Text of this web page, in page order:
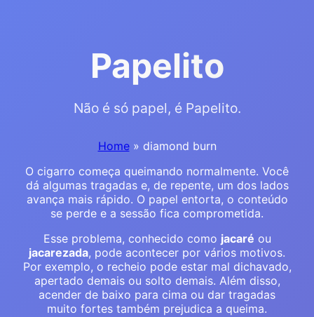
Papelito
Não é só papel, é Papelito.
Home» diamond burn
O cigarro começa queimando normalmente. Você
dá algumas tragadas e, de repente, um dos lados
avança mais rápido. O papel entorta, o conteúdo
se perde e a sessão fica comprometida.
Esse problema, conhecido como jacaré ou
jacarezada, pode acontecer por vários motivos.
Por exemplo, o recheio pode estar mal dichavado,
apertado demais ou solto demais. Além disso,
acender de baixo para cima ou dar tragadas
muito fortes também prejudica a queima.